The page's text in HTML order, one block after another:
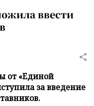
ввести
от «Единой
за введение